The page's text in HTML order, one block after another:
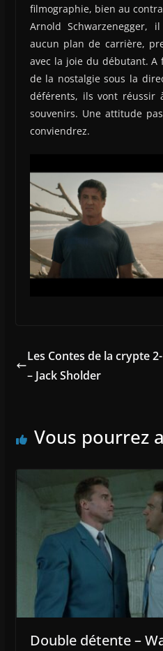
filmographie, bien au
Arnold Schwarzenegger,
aucun plan de carrière,
avec la joie du débutant.
de la nostalgie sous la
déférents, ils vont réussir
souvenirs. Une attitude
conviendrez.
Les Contes de la crypte
– Jack Sholder
Vous pourrez
Double détente –